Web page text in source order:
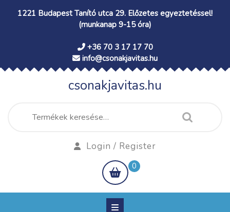
1221 Budapest Tanító utca 29. Előzetes egyeztetéssel!
(munkanap 9-15 óra)
+36 70 3 17 17 70
info@csonakjavitas.hu
csonakjavitas.hu
Keresés
a
Login / Register
shopping
cart
0